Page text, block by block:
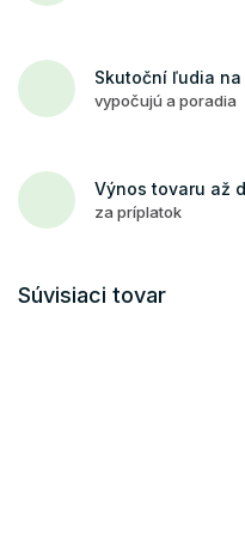
Skutoční ľudia
vypočujú a poradia
Výnos tovaru až
za príplatok
Súvisiaci tovar